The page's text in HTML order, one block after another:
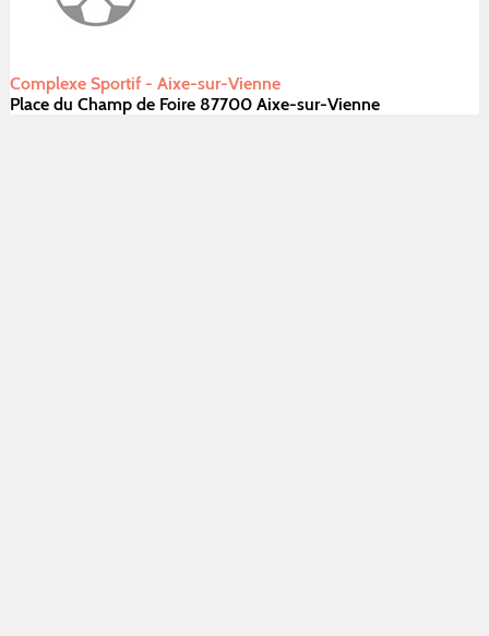
Complexe Sportif - Aixe-sur-Vienne
Place du Champ de Foire 87700 Aixe-sur-Vienne